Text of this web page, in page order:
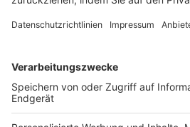
FOLGE DEM BFV
TOP-VEREINE